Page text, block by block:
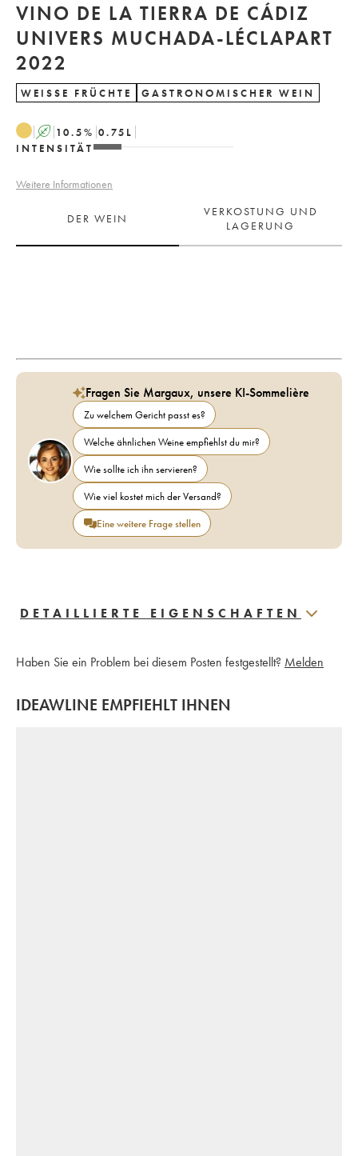
VINO DE LA TIERRA DE CÁDIZ
UNIVERS MUCHADA-LÉCLAPART
2022
WEISSE FRÜCHTE GASTRONOMISCHER WEIN
A 10.5% 0.75 L
INTENSITÄT
Weitere Informationen
DER WEIN
VERKOSTUNG UND
LAGERUNG
Fragen Sie Margaux, unsere KI-Sommelière
Zu welchem Gericht passt es?
Welche ähnlichen Weine empfiehlst du mir?
Wie sollte ich ihn servieren?
Wie viel kostet mich der Versand?
Eine weitere Frage stellen
DETAILLIERTE EIGENSCHAFTEN
Haben Sie ein Problem bei diesem Posten festgestellt? Melden
IDEAWLINE EMPFIEHLT IHNEN